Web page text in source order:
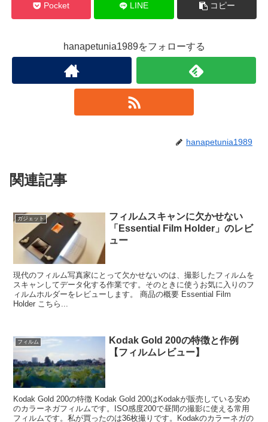
Pocket LINE コピー
hanapetunia1989をフォローする
hanapetunia1989
関連記事
ガジェット
フィルムスキャンに欠かせない
「Essential Film Holder」のレビ
ュー
現代のフィルム写真家にとって欠かせないのは、撮影したフィルムを
スキャンしてデータ化する作業です。そのときに使うお気に入りのフ
ィルムホルダーをレビューします。 商品の概要 Essential Film
Holder こちら...
フィルム
Kodak Gold 200の特徴と作例
【フィルムレビュー】
Kodak Gold 200の特徴 Kodak Gold 200はKodakが販売している安め
のカラーネガフィルムです。ISO感度200で昼間の撮影に使える常用
フィルムです。私が買ったのは36枚撮りです。Kodakのカラーネガの